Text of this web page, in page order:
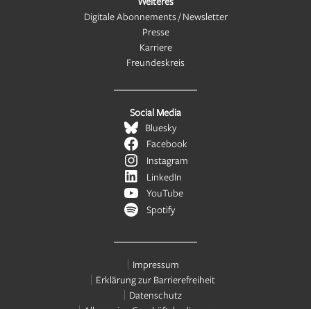
Digitale Abonnements / Newsletter
Presse
Karriere
Freundeskreis
Social Media
Bluesky
Facebook
Instagram
LinkedIn
YouTube
Spotify
Impressum
Erklärung zur Barrierefreiheit
Datenschutz